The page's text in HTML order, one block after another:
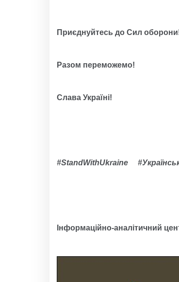
Приєднуйтесь до Сил
Разом переможемо!
Слава Україні!
#StandWithUkraine
Інформаційно-аналітичний